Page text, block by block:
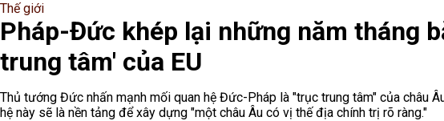
Thế giới
Pháp-Đức khép lại những năm tháng
trung tâm' của EU
Thủ tướng Đức nhấn mạnh mối quan hệ Đức-Pháp là "trục trung tâm" của châu
hệ này sẽ là nền tảng để xây dựng "một châu Âu có vị thế địa chính trị rõ ràng."